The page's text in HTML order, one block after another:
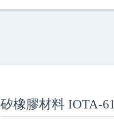
矽橡膠材料 IOTA-